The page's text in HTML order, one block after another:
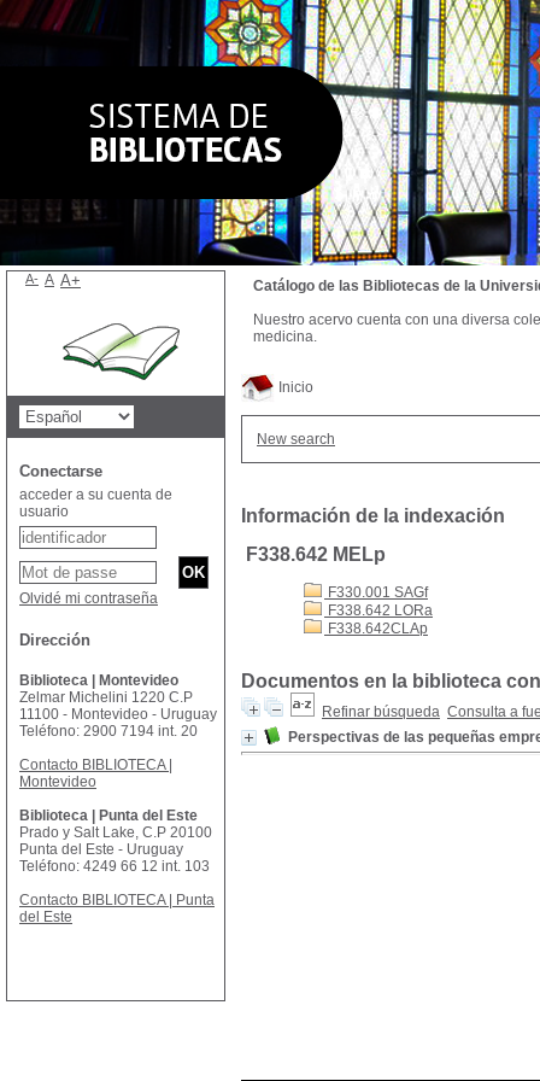
Inicio
New search
Información de la indexación
F338.642 MELp
F330.001 SAGf
F338.642 LORa
F338.642CLAp
Documentos en la biblioteca
Refinar búsqueda Consulta a
Perspectivas de las pequeñas
Catálogo de las Bibliotecas de la
Nuestro acervo cuenta con una diversa
medicina.
A- A A+
Conectarse
acceder a su cuenta de
usuario
Olvidé mi contraseña
Dirección
Biblioteca | Montevideo
Zelmar Michelini 1220 C.P
11100 - Montevideo - Uruguay
Teléfono: 2900 7194 int. 20
Contacto BIBLIOTECA |
Montevideo
Biblioteca | Punta del Este
Prado y Salt Lake, C.P 20100
Punta del Este - Uruguay
Teléfono: 4249 66 12 int. 103
Contacto BIBLIOTECA | Punta
del Este